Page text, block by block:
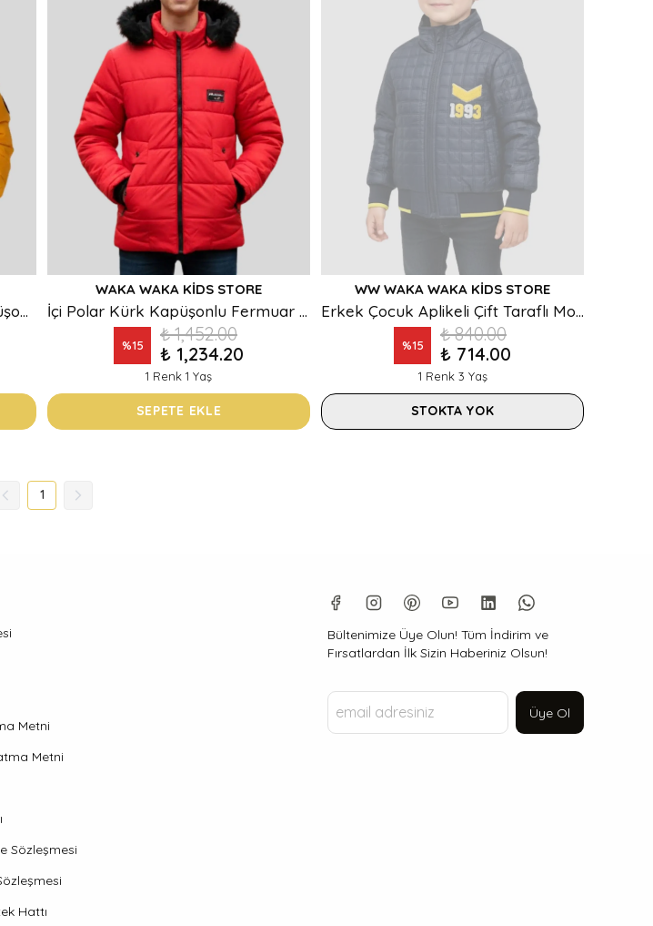
İç Kısmı Polarlı Çıkarılabilir Kapüşonlu Kapak Cepli Erkek Çocuk Mont
WAKA WAKA KIDS STORE
İçi Polar Kürk Kapüşonlu Fermuar Kapamalı Cepli Erkek Çocuk Mont
%15
₺ 1,452.00
₺ 1,234.20
1 Renk 1 Yaş
SEPETE EKLE
WW WAKA WAKA KIDS STORE
Erkek Çocuk Aplikeli Çift Taraflı Mont
%15
₺ 840.00
₺ 714.00
1 Renk 3 Yaş
STOKTA YOK
1
Metni
Metni
Sözleşmesi
Hattı
Bültenimize Üye Olun! Tüm İndirim ve
Fırsatlardan İlk Sizin Haberiniz Olsun!
Üye Ol